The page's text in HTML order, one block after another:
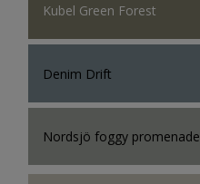
Kubel Green Forest
Denim Drift
Nordsjö foggy promenade